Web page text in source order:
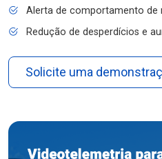
Alerta de comportamento de
Redução de desperdícios e
Solicite uma